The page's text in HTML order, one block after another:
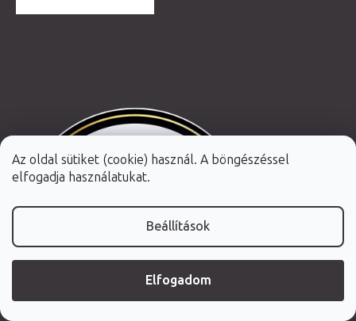
Az oldal sütiket (cookie) használ. A böngészéssel
elfogadja használatukat.
Beállítások
Elfogadom